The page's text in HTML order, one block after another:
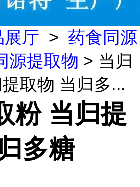
展厅 > 药食同源
源提取物 > 当归
取物 当归多...
粉 当归提
多糖